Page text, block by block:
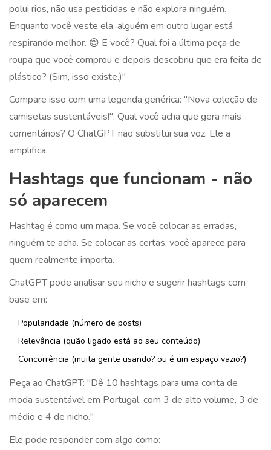
polui rios, não usa pesticidas e não explora ninguém.
Enquanto você veste ela, alguém em outro lugar está
respirando melhor. 😌 E você? Qual foi a última peça de
roupa que você comprou e depois descobriu que era feita de
plástico? (Sim, isso existe.)"
Compare isso com uma legenda genérica: "Nova coleção de
camisetas sustentáveis!". Qual você acha que gera mais
comentários? O ChatGPT não substitui sua voz. Ele a
amplifica.
Hashtags que funcionam - não
só aparecem
Hashtag é como um mapa. Se você colocar as erradas,
ninguém te acha. Se colocar as certas, você aparece para
quem realmente importa.
ChatGPT pode analisar seu nicho e sugerir hashtags com
base em:
Popularidade (número de posts)
Relevância (quão ligado está ao seu conteúdo)
Concorrência (muita gente usando? ou é um espaço vazio?)
Peça ao ChatGPT: "Dê 10 hashtags para uma conta de
moda sustentável em Portugal, com 3 de alto volume, 3 de
médio e 4 de nicho."
Ele pode responder com algo como: